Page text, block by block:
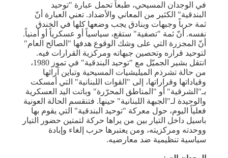
في الوجدان المسيحي، طبعاً تحمل عبارة "توحيد
البندقية" الكثير من المعاني والأضداد. تعني العبارة أنّ
ثمة حرباً وجبهات وبنادق يجب وضعها كلها في الخندق
نفسه. أنّ ثمة "تصفية" ستقع، سياسياً أو عسكرياً أو أمنياً.
أنّ المجزرة التي على وشك الوقوع هدفها "الصالح العام"
لتوحيد قراره وتحصين جبهاته ومركزية القرارات فيه.
انتقل بشير الجميّل مع "توحيد البندقية" في تموز 1980،
من حالة تشرذم الميليشيات المسيحية وتباين آرائها
وقياداتها وقراراتها، إلى "القوات اللبنانية" التي أمسكت
بـ"الشرقية" أو "المناطق المحرّرة" وباتت اليد العسكرية
والوحيدة لـ"الجبهة اللبنانية" حينها. فتنقسم الحالة العونية
فعلياً اليوم، حول معركة "توحيد البندقية" التي يقوم بها
باسيل داخل التيار بين من يراها حركة لتمتين حضور التيار
ووحدته ومركزيته، ومن يعتبرها حرب إلغاء وإبادة
سياسية تنظيمية ضد معارضيه.